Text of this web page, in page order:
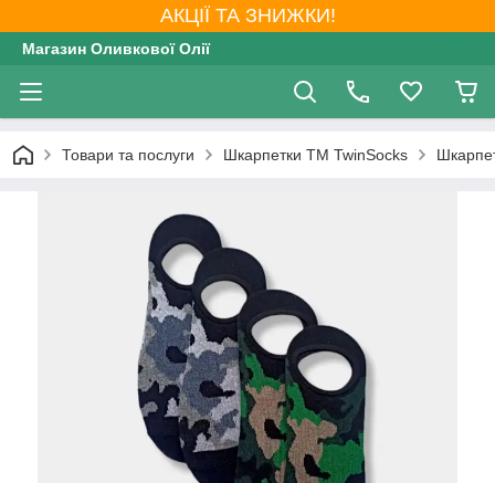
АКЦІЇ ТА ЗНИЖКИ!
Магазин Оливкової Олії
Товари та послуги Шкарпетки ТМ TwinSocks